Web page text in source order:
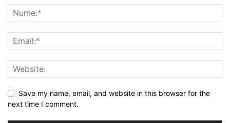
Save my name, email, and website in this browser for the
next time I comment.